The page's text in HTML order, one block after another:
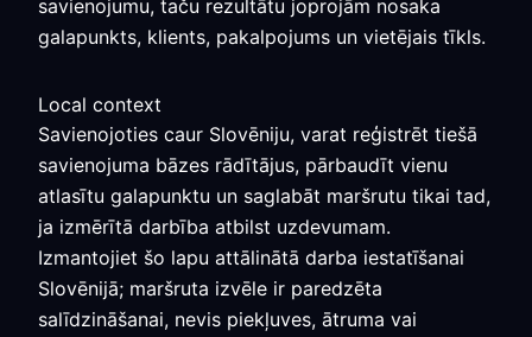
savienojumu, taču rezultātu joprojām nosaka
galapunkts, klients, pakalpojums un vietējais tīkls.
Local context
Savienojoties caur Slovēniju, varat reģistrēt tiešā
savienojuma bāzes rādītājus, pārbaudīt vienu
atlasītu galapunktu un saglabāt maršrutu tikai tad,
ja izmērītā darbība atbilst uzdevumam.
Izmantojiet šo lapu attālinātā darba iestatīšanai
Slovēnijā; maršruta izvēle ir paredzēta
salīdzināšanai, nevis piekļuves, ātruma vai